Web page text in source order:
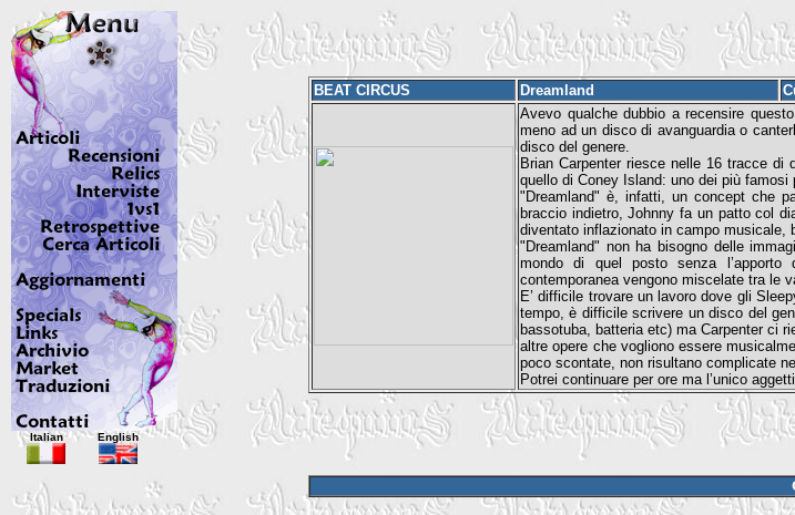
BEAT CIRCUS Dreamland
Avevo qualche dubbio a recensire
meno ad un disco di avanguardia o
disco del genere.
Brian Carpenter riesce nelle 16 tracce di
quello di Coney Island: uno dei più
"Dreamland" è, infatti, un concept che
braccio indietro, Johnny fa un patto col
diventato inflazionato in campo musicale,
"Dreamland" non ha bisogno delle
mondo di quel posto senza l’apporto
contemporanea vengono miscelate tra le
E’ difficile trovare un lavoro dove gli
tempo, è difficile scrivere un disco del
bassotuba, batteria etc) ma Carpenter ci
altre opere che vogliono essere
poco scontate, non risultano complicate
Potrei continuare per ore ma l’unico
Italian English